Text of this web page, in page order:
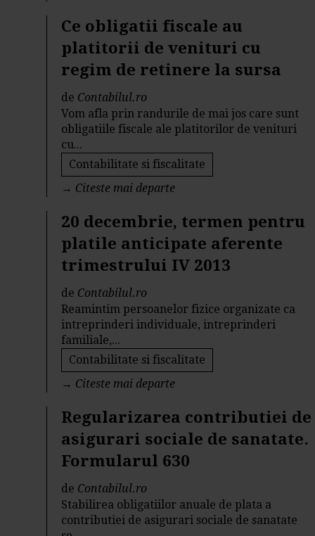
Ce obligatii fiscale au
platitorii de venituri cu
regim de retinere la sursa
de Contabilul.ro
Vom afla prin randurile de mai jos care sunt
obligatiile fiscale ale platitorilor de venituri
cu...
Contabilitate si fiscalitate
→ Citeste mai departe
20 decembrie, termen pentru
platile anticipate aferente
trimestrului IV 2013
de Contabilul.ro
Reamintim persoanelor fizice organizate ca
intreprinderi individuale, intreprinderi
familiale,...
Contabilitate si fiscalitate
→ Citeste mai departe
Regularizarea contributiei de
asigurari sociale de sanatate.
Formularul 630
de Contabilul.ro
Stabilirea obligatiilor anuale de plata a
contributiei de asigurari sociale de sanatate